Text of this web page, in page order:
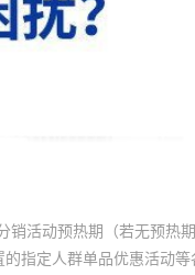
活动预热期（若无预热
指定人群单品优惠活动